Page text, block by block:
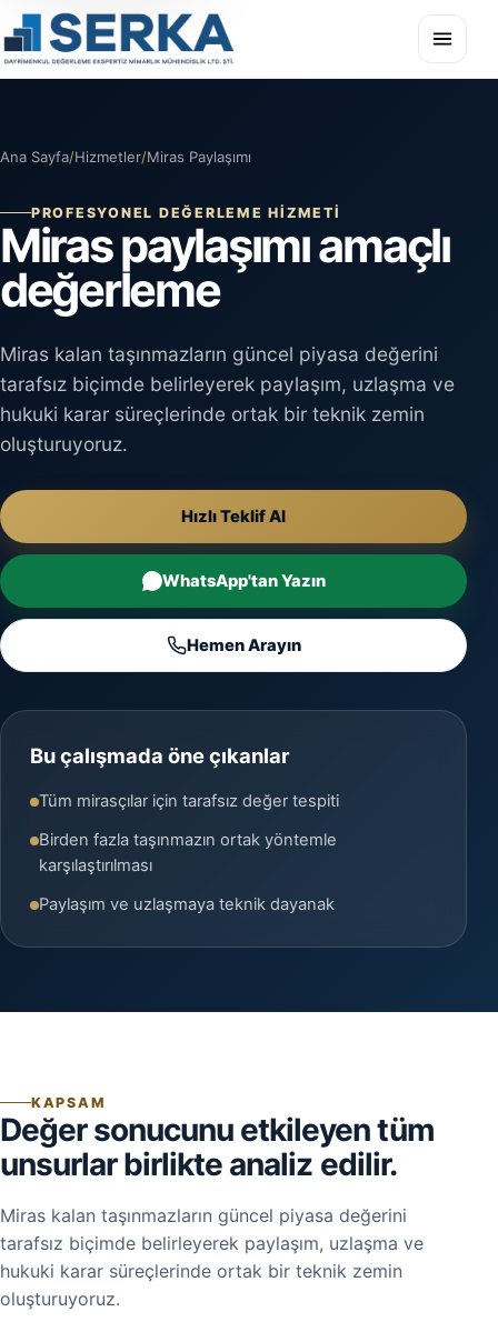
Ana Sayfa/Hizmetler/Miras Paylaşımı
PROFESYONEL DEĞERLEME HIZMETI
Miras paylaşımı amaçlı
değerleme
Miras kalan taşınmazların güncel piyasa değerini
tarafsız biçimde belirleyerek paylaşım, uzlaşma ve
hukuki karar süreçlerinde ortak bir teknik zemin
oluşturuyoruz.
Hızlı Teklif Al
WhatsApp'tan Yazın
Hemen Arayın
Bu çalışmada öne çıkanlar
Tüm mirasçılar için tarafsız değer tespiti
Birden fazla taşınmazın ortak yöntemle
karşılaştırılması
Paylaşım ve uzlaşmaya teknik dayanak
KAPSAM
Değer sonucunu etkileyen tüm
unsurlar birlikte analiz edilir.
Miras kalan taşınmazların güncel piyasa değerini
tarafsız biçimde belirleyerek paylaşım, uzlaşma ve
hukuki karar süreçlerinde ortak bir teknik zemin
oluşturuyoruz.